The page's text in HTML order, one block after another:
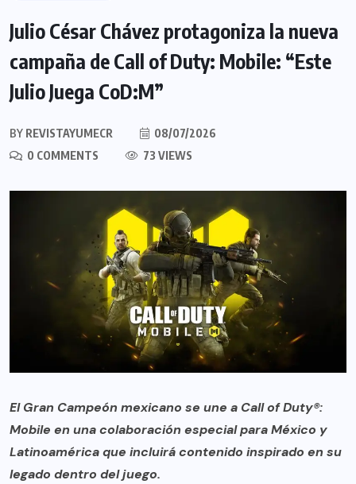
Julio César Chávez protagoniza la nueva
campaña de Call of Duty: Mobile: “Este
Julio Juega CoD:M”
BY REVISTAYUMECR
08/07/2026
0 COMMENTS
73 VIEWS
El Gran Campeón mexicano se une a Call of Duty®:
Mobile en una colaboración especial para México y
Latinoamérica que incluirá contenido inspirado en su
legado dentro del juego.